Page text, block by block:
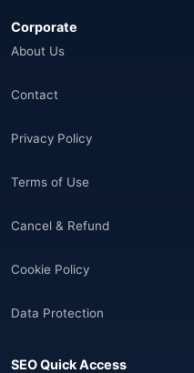
Corporate
About Us
Contact
Privacy Policy
Terms of Use
Cancel & Refund
Cookie Policy
Data Protection
SEO Quick Access